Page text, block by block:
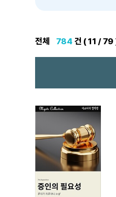
전체 784 건 ( 11 / 79